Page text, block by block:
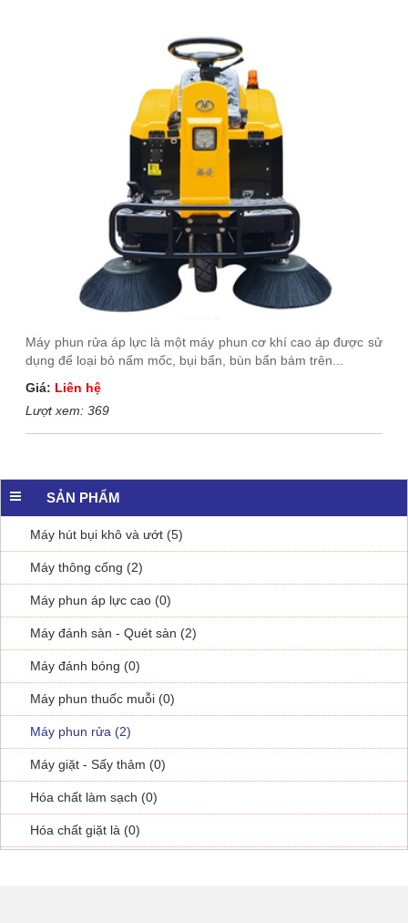
Máy phun rửa áp lực là một máy phun cơ khí cao áp được sử
dụng để loại bỏ nấm mốc, bụi bẩn, bùn bẩn bám trên...
Giá: Liên hệ
Lượt xem:369
SẢN PHẨM
Máy hút bụi khô và ướt (5)
Máy thông cống (2)
Máy phun áp lực cao (0)
Máy đánh sàn - Quét sàn (2)
Máy đánh bóng (0)
Máy phun thuốc muỗi (0)
Máy phun rửa (2)
Máy giặt - Sấy thảm (0)
Hóa chất làm sạch (0)
Hóa chất giặt là (0)